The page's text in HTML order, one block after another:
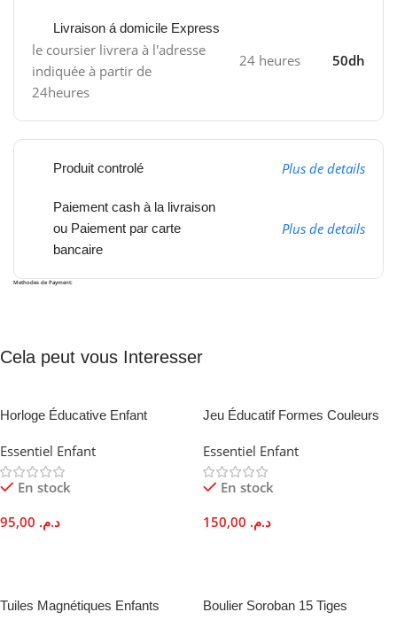
Livraison á domicile Express
le coursier livrera à l'adresse
indiquée à partir de
24heures
24 heures 50dh
Produit controlé Plus de details
Paiement cash à la livraison
ou Paiement par carte
bancaire
Plus de details
Methodes de Payment:
Cela peut vous Interesser
Horloge Éducative Enfant
Numérique
Essentiel Enfant
En stock
د.م.
Jeu Éducatif Formes Couleurs
Ans
Essentiel Enfant
En stock
د.م.
Tuiles Magnétiques Enfants
Boulier Soroban 15 Tiges